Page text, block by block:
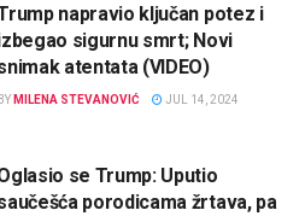
napravio ključan potez i
sigurnu smrt; Novi
atentata (VIDEO)
BY MILENA STEVANOVIĆ JUL 14, 2024
se Trump: Uputio
porodicama žrtava, pa